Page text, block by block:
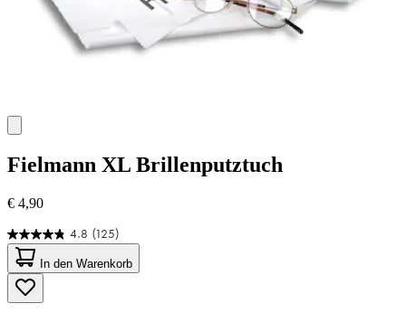
Fielmann XL Brillenputztuch
€ 4,90
4.8 (125)
4.8
von
5
Sternen.
125
In den Warenkorb